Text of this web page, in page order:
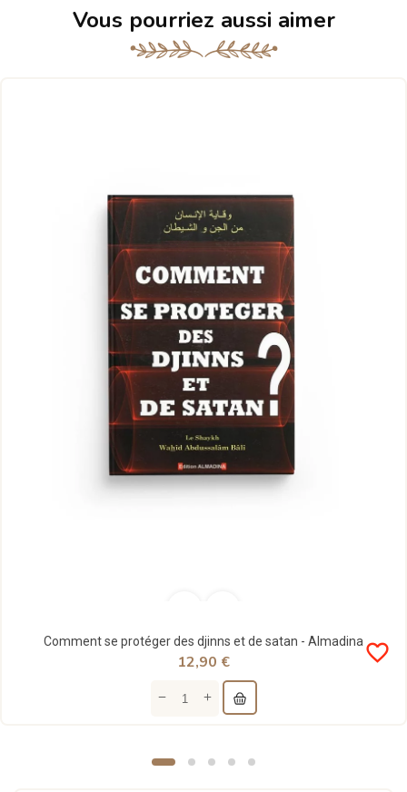
Vous pourriez aussi aimer
Comment se protéger des djinns et de satan - Almadina favorite_border
12,90 €